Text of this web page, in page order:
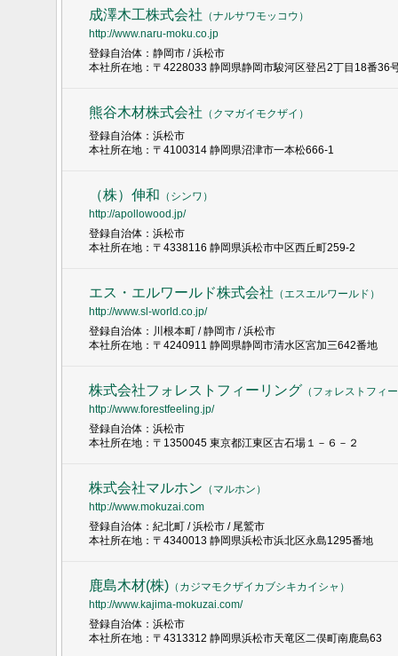
成澤木工株式会社 （ナルサワモッコウ ）
http://www.naru-moku.co.jp
登録自治体：静岡市 / 浜松市
本社所在地：〒4228033 静岡県静岡市駿河区登呂2丁目18番36
熊谷木材株式会社 （ クマガイモクザイ ）
登録自治体：浜松市
本社所在地：〒4100314 静岡県沼津市一本松666-1
（株）伸和 （ シンワ ）
http://apollowood.jp/
登録自治体：浜松市
本社所在地：〒4338116 静岡県浜松市中区西丘町259-2
エス・エルワールド株式会社 （エスエルワールド ）
http://www.sl-world.co.jp/
登録自治体：川根本町 / 静岡市 / 浜松市
本社所在地：〒4240911 静岡県静岡市清水区宮加三642番地
株式会社フォレストフィーリング （ フォレストフィ
http://www.forestfeeling.jp/
登録自治体：浜松市
本社所在地：〒1350045 東京都江東区古石場１－６－２
株式会社マルホン （ マルホン ）
http://www.mokuzai.com
登録自治体：紀北町 / 浜松市 / 尾鷲市
本社所在地：〒4340013 静岡県浜松市浜北区永島1295番地
鹿島木材(株)（ カジマモクザイカブシキカイシャ ）
http://www.kajima-mokuzai.com/
登録自治体：浜松市
本社所在地：〒4313312 静岡県浜松市天竜区二俣町南鹿島63